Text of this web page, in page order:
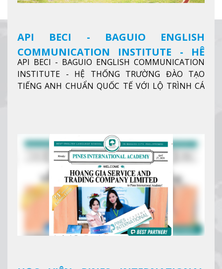
API BECI - BAGUIO ENGLISH
COMMUNICATION INSTITUTE - HỆ
THỐNG TRƯỜNG ĐÀO TẠO TIẾNG
ANH CHUẨN QUỐC TẾ
API BECI - BAGUIO ENGLISH COMMUNICATION
INSTITUTE - HỆ THỐNG TRƯỜNG ĐÀO TẠO
TIẾNG ANH CHUẨN QUỐC TẾ VỚI LỘ TRÌNH CÁ